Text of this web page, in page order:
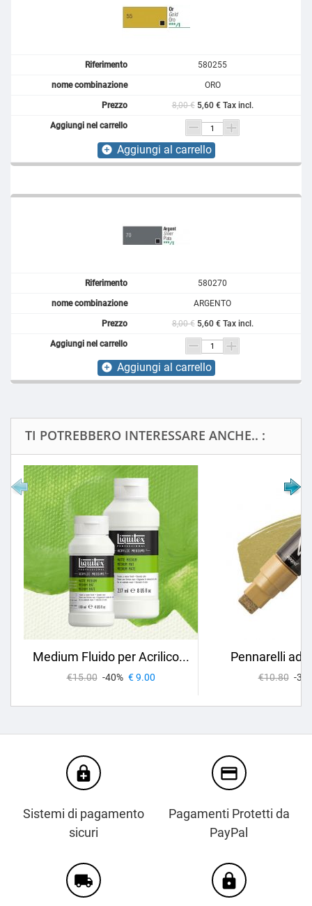
580255
ORO
8,00 € 5,60 € Tax incl.
add_circle Aggiungi al carrello
580270
ARGENTO
8,00 € 5,60 € Tax incl.
add_circle Aggiungi al carrello
TI POTREBBERO INTERESSARE ANCHE.. :
Medium Fluido per Acrilico...
€15.00 -40% € 9.00
Pennarelli ad
€10.80 -
enhanced_encryption
Sistemi di pagamento
sicuri
credit_card
Pagamenti Protetti da
PayPal
local_shipping https